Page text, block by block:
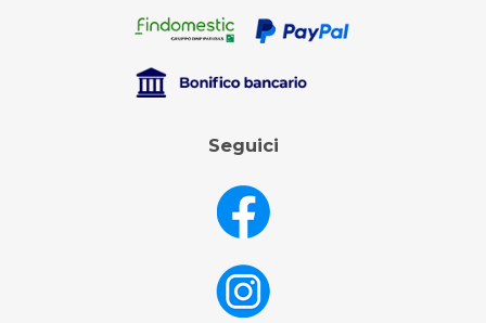
Seguici